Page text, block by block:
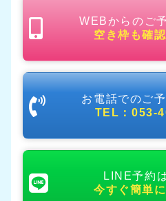
WEBからのご
空き枠も確
お電話でのご
TEL：053-
LINE予約
今すぐ簡単に